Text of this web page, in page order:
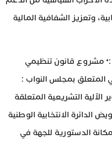
وتعزيز الشفافية المالية
:• مشروع قانون تنظيمي
المتعلق بمجلس النواب :
التشريعية المتعلقة
الدائرة الانتخابية الوطنية
الدستورية للجهة في